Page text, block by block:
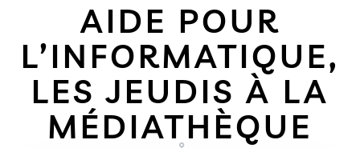
AIDE POUR
L’INFORMATIQUE,
LES JEUDIS À LA
MÉDIATHÈQUE